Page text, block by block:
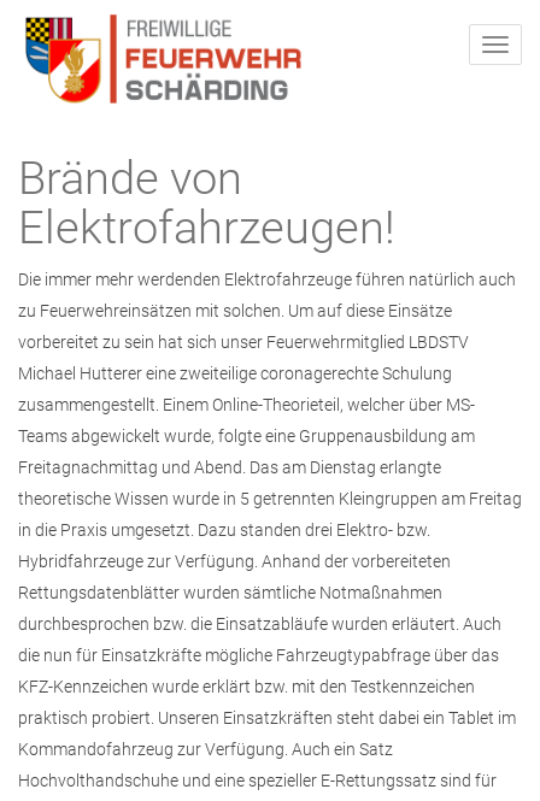
Brände von
Elektrofahrzeugen!
Die immer mehr werdenden Elektrofahrzeuge führen natürlich auch
zu Feuerwehreinsätzen mit solchen. Um auf diese Einsätze
vorbereitet zu sein hat sich unser Feuerwehrmitglied LBDSTV
Michael Hutterer eine zweiteilige coronagerechte Schulung
zusammengestellt. Einem Online-Theorieteil, welcher über MS-
Teams abgewickelt wurde, folgte eine Gruppenausbildung am
Freitagnachmittag und Abend. Das am Dienstag erlangte
theoretische Wissen wurde in 5 getrennten Kleingruppen am Freitag
in die Praxis umgesetzt. Dazu standen drei Elektro- bzw.
Hybridfahrzeuge zur Verfügung. Anhand der vorbereiteten
Rettungsdatenblätter wurden sämtliche Notmaßnahmen
durchbesprochen bzw. die Einsatzabläufe wurden erläutert. Auch
die nun für Einsatzkräfte mögliche Fahrzeugtypabfrage über das
KFZ-Kennzeichen wurde erklärt bzw. mit den Testkennzeichen
praktisch probiert. Unseren Einsatzkräften steht dabei ein Tablet im
Kommandofahrzeug zur Verfügung. Auch ein Satz
Hochvolthandschuhe und eine spezieller E-Rettungssatz sind für